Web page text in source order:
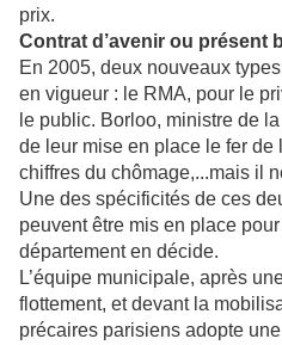
prix.
Contrat d’avenir ou présent
En 2005, deux nouveaux
en vigueur : le RMA, pour le
le public. Borloo, ministre de
de leur mise en place le fer
chiffres du chômage,...mais il
Une des spécificités de ces
peuvent être mis en place
département en décide.
L’équipe municipale, après
flottement, et devant la
précaires parisiens adopte